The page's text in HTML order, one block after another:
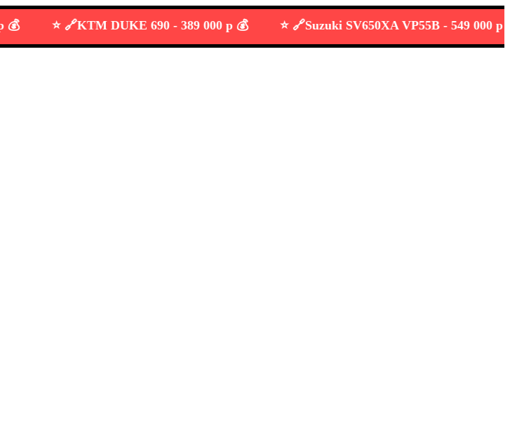
KTM DUKE 690 -389 000 р 💰 Suzuki SV650XA VP55B -549 000 р 💰